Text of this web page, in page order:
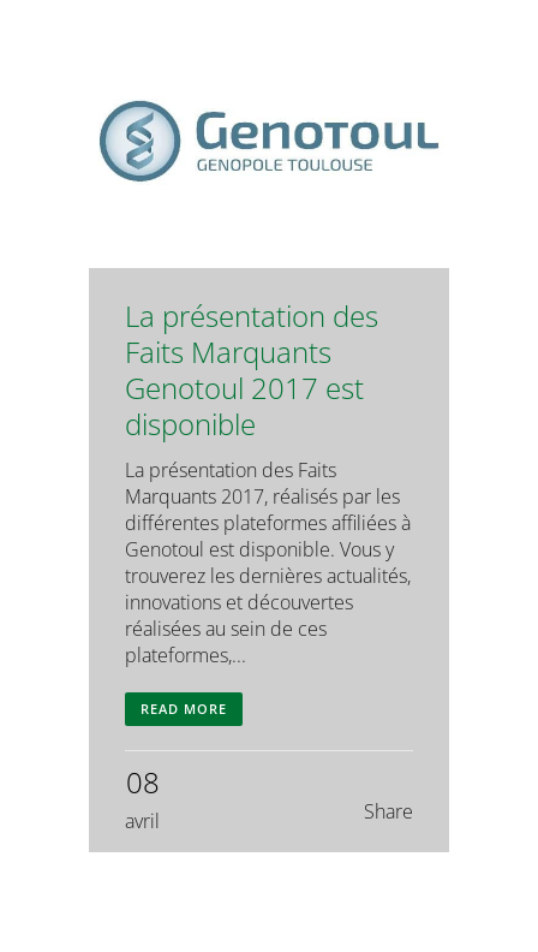
La présentation des
Faits Marquants
Genotoul 2017 est
disponible
La présentation des Faits
Marquants 2017, réalisés par les
différentes plateformes affiliées à
Genotoul est disponible. Vous y
trouverez les dernières actualités,
innovations et découvertes
réalisées au sein de ces
plateformes,...
READ MORE
08
avril Share